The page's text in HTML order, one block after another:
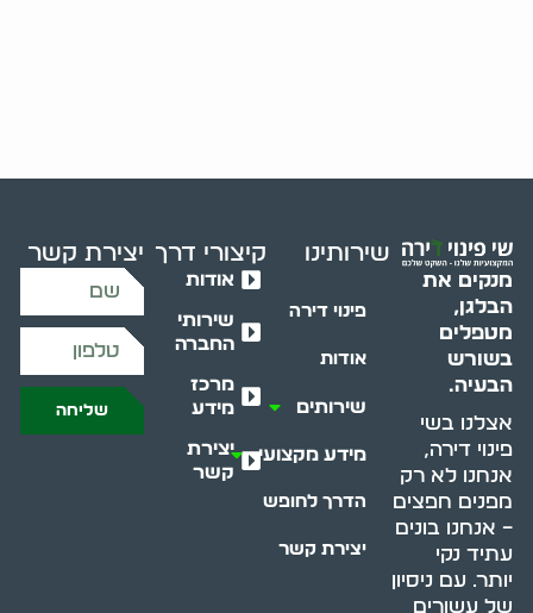
מנקים את
הבלגן,
מטפלים
בשורש
הבעיה.
אצלנו בשי
פינוי דירה,
אנחנו לא רק
מפנים חפצים
– אנחנו בונים
עתיד נקי
יותר. עם ניסיון
של עשורים
שירותינו
פינוי דירה
אודות
שירותים
מידע מקצועי
הדרך לחופש
יצירת קשר
קיצורי דרך
אודות
שירותי
החברה
מרכז
מידע
יצירת
קשר
יצירת קשר
שליחה